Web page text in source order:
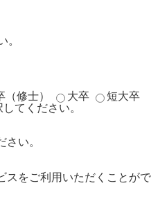
。
（修士） 大卒
短大卒
てください。
い。
をご利用いただくことがで